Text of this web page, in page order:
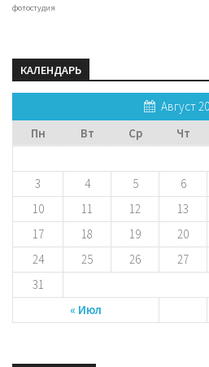
фотостудия
КАЛЕНДАРЬ
Август
Пн
Вт Ср Чт
« Июл
3
4 5 6
10
11 12 13
17
18 19 20
24
25 26 27
31